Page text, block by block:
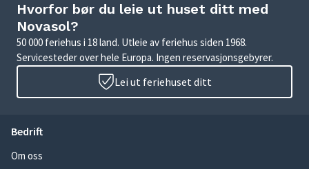
Hvorfor bør du leie ut huset ditt med
Novasol?
50 000 feriehus i 18 land. Utleie av feriehus siden 1968.
Servicesteder over hele Europa. Ingen reservasjonsgebyrer.
Lei ut feriehuset ditt
Bedrift
Om oss